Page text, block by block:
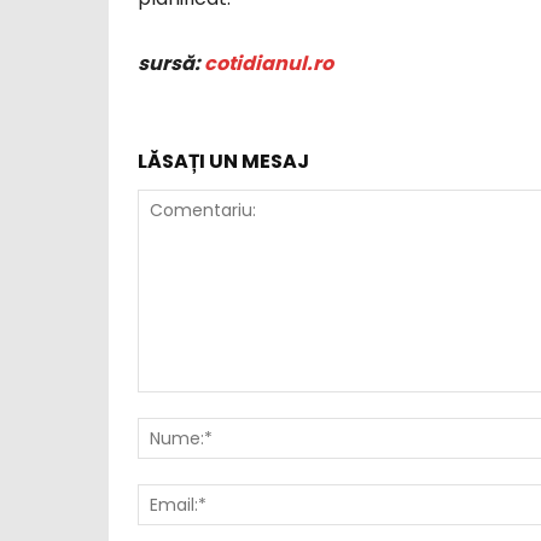
sursă:cotidianul.ro
LĂSAȚI UN MESAJ